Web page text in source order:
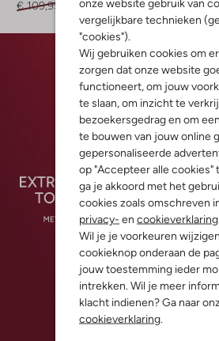
vergelijkbare technieken
"cookies").
Wij gebruiken cookies om
zorgen dat onze website
functioneert, om jouw
te slaan, om inzicht te
bezoekersgedrag en om
te bouwen van jouw online
gepersonaliseerde
op "Accepteer alle cookies"
ga je akkoord met het
cookies zoals omschreven
privacy- en cookieverklaring
Wil je je voorkeuren
cookieknop onderaan de
jouw toestemming ieder
intrekken. Wil je meer
klacht indienen? Ga naar
cookieverklaring
€ 109,95 € 32,99 €
-